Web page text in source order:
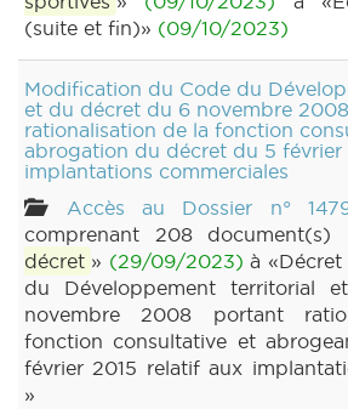
(suite et fin)» (09/10/2023)
Modification du Code du
et du décret du 6 novembre
rationalisation de la fonction
abrogation du décret du 5 février
implantations commerciales
Accès au Dossier n°
comprenant 208
décret » (29/09/2023) à
du Développement territorial
novembre 2008 portant
fonction consultative et
février 2015 relatif aux
»